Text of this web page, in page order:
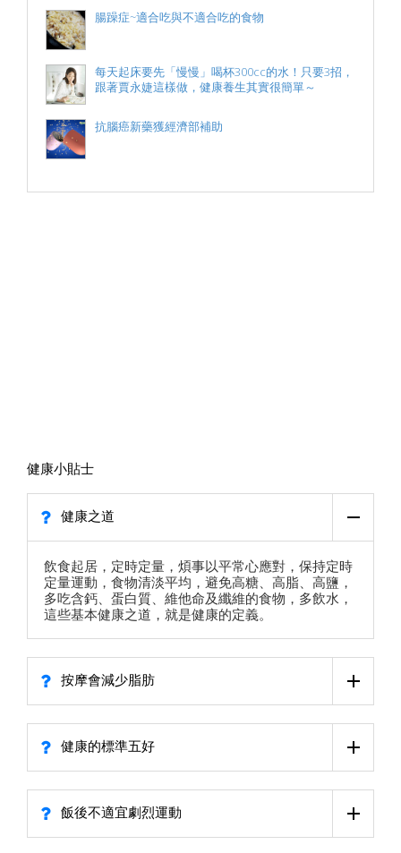
腸躁症~適合吃與不適合吃的食物
每天起床要先「慢慢」喝杯300cc的水！只要3招，
跟著賈永婕這樣做，健康養生其實很簡單～
抗腦癌新藥獲經濟部補助
健康小貼士
健康之道
飲食起居，定時定量，煩事以平常心應對，保持定時
定量運動，食物清淡平均，避免高糖、高脂、高鹽，
多吃含鈣、蛋白質、維他命及纖維的食物，多飲水，
這些基本健康之道，就是健康的定義。
按摩會減少脂肪
健康的標準五好
飯後不適宜劇烈運動